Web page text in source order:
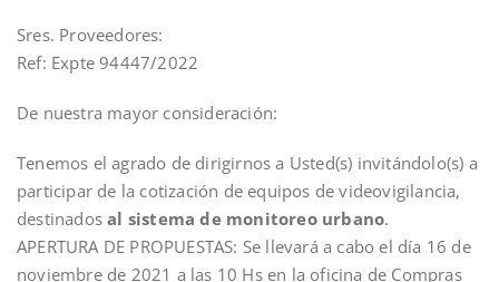
Sres. Proveedores:
Ref: Expte 94447/2022
De nuestra mayor consideración:
Tenemos el agrado de dirigirnos a Usted(s) invitándolo(s) a
participar de la cotización de equipos de videovigilancia,
destinadosal sistema de monitoreo urbano.
APERTURA DE PROPUESTAS: Se llevará a cabo el día 16 de
noviembre de 2021 a las 10 Hs en la oficina de Compras